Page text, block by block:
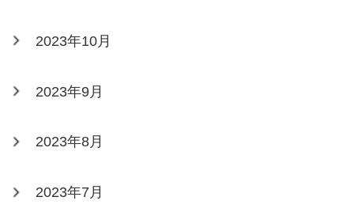
2023年10月
2023年9月
2023年8月
2023年7月